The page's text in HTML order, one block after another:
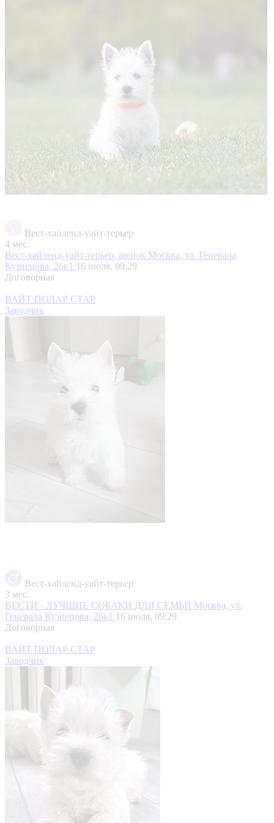
Вест-хайленд-уайт-терьер
4 мес.
Вест-хайленд-уайт-терьер, щенок Москва, ул. Генерала
Кузнецова, 26к1 16 июля, 09:29
Договорная
ВАЙТ ПОЛАР СТАР
Заводчик
Вест-хайленд-уайт-терьер
3 мес.
ВЕСТИ - ЛУЧШИЕ СОБАКИ ДЛЯ СЕМЬИ Москва, ул.
Генерала Кузнецова, 26к1 16 июля, 09:29
Договорная
ВАЙТ ПОЛАР СТАР
Заводчик